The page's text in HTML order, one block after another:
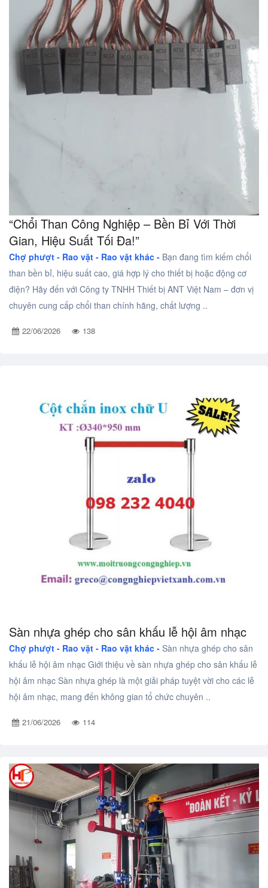
“Chổi Than Công Nghiệp – Bền Bỉ Với Thời
Gian, Hiệu Suất Tối Đa!”
Chợ phượt - Rao vặt - Rao vặt khác - Bạn đang tìm kiếm chổi
than bền bỉ, hiệu suất cao, giá hợp lý cho thiết bị hoặc động cơ
điện? Hãy đến với Công ty TNHH Thiết bị ANT Việt Nam – đơn vị
chuyên cung cấp chổi than chính hãng, chất lượng ..
22/06/2026 138
Sàn nhựa ghép cho sân khấu lễ hội âm nhạc
Chợ phượt - Rao vặt - Rao vặt khác - Sàn nhựa ghép cho sân
khấu lễ hội âm nhạc Giới thiệu về sàn nhựa ghép cho sân khấu lễ
hội âm nhạc Sàn nhựa ghép là một giải pháp tuyệt vời cho các lễ
hội âm nhạc, mang đến không gian tổ chức chuyên ..
21/06/2026 114